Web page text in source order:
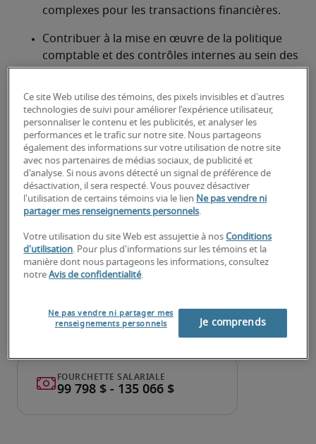
complexes pour les transactions financières.
Contribuer à la mise en œuvre de la politique
comptable et des contrôles internes au sein des
Encadrer et guider le personnel comptable
junior.
À la recherche d'un comptable
principal — services financiers ou
d'un poste de comptable
principal — services financiers?
Téléchargez votre CV ou faites une demande de
talents et un de nos recruteurs spécialisés vous
de recrutement pour des postes de comptable
principal — services financiers.
Ce site Web utilise des témoins, des pixels invisibles et d'autres
technologies de suivi pour améliorer l'expérience utilisateur,
personnaliser le contenu et les publicités, et analyser les
performances et le trafic sur notre site. Nous partageons
également des informations sur votre utilisation de notre site
avec nos partenaires de médias sociaux, de publicité et
d'analyse. Si nous avons détecté un signal de préférence de
désactivation, il sera respecté. Vous pouvez désactiver
l'utilisation de certains témoins via le lien Ne pas vendre ni
partager mes renseignements personnels.
Votre utilisation du site Web est assujettie à nosConditions
d'utilisation. Pour plus d'informations sur les témoins et la
manière dont nous partageons les informations, consultez
notreAvis de confidentialité.
Ne pas vendre ni partager mes
renseignements personnels
Je comprends